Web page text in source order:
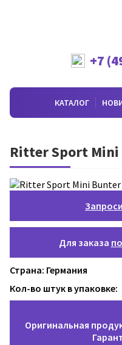
+7
КАТАЛОГ
Ritter Sport Mini
Для заказа
Страна: Германия
Кол-во штук в упаковке:
Оригинальная